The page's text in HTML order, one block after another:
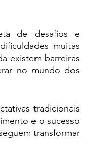
de desafios e
muitas
existem barreiras
no mundo dos
tradicionais
e o sucesso
transformar